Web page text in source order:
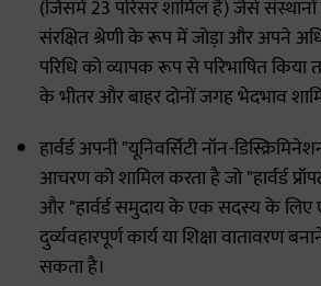
(जिसमें 23 परिसर शामिल हैं) जैसे
संरक्षित श्रेणी के रूप में जोड़ा और अपने
परिधि को व्यापक रूप से परिभाषित
के भीतर और बाहर दोनों जगह भेदभाव
हार्वर्ड अपनी "यूनिवर्सिटी नॉन-
आचरण को शामिल करता है जो "हार्वर्ड
और "हार्वर्ड समुदाय के एक सदस्य के लिए
दुर्व्यवहारपूर्ण कार्य या शिक्षा वातावरण
सकता है।